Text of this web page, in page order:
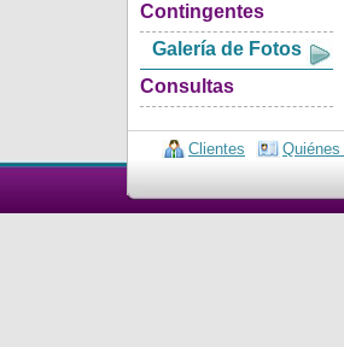
Contingentes
Galería de Fotos
Consultas
Clientes